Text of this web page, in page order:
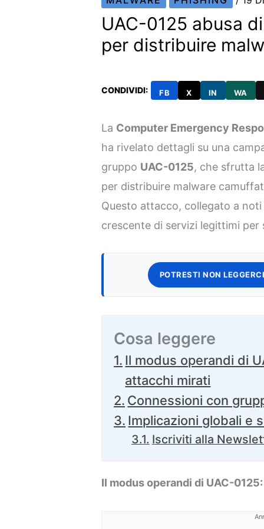
UAC-0125 abusa
per distribuire
CONDIVIDI: FB X IN WA
La Computer Emergency
ha rivelato dettagli su una
gruppo UAC-0125, che sfrutta
per distribuire malware
Questo attacco, collegato a noti
crescente di servizi legittimi per
POTRESTI NON
Cosa leggere
Il modus operandi di
attacchi mirati
Connessioni con
Implicazioni globali e
Iscriviti alla
Il modus operandi di UAC-